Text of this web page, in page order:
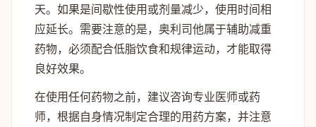
天。如果是间歇性使用或剂量减少，使用时间相
应延长。需要注意的是，奥利司他属于辅助减重
药物，必须配合低脂饮食和规律运动，才能取得
良好效果。
在使用任何药物之前，建议咨询专业医师或药
师，根据自身情况制定合理的用药方案，并注意